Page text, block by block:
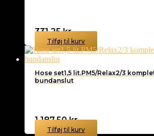
331,25kr.
Tilføj til kurv
Hose set1,5 lit.PM5/Relax2/3
bundanslut
1.187,50kr.
Tilføj til kurv